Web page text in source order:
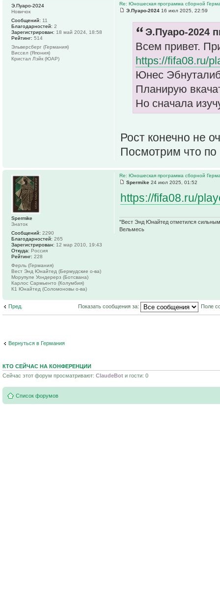
Re: Юношеская программа сборной
Э.Пуаро-2024 16 июл 2025, 22:59
Э.Пуаро-2024
Всем привет.
https://fifa08.ru/
Юнес
Планирую
Но сначала
Рост конечно не
Посмотрим что по
Э.Пуаро-2024
Новичок
Сообщений: 11
Благодарностей: 2
Зарегистрирован: 18 май 2024, 18:58
Рейтинг: 514
Эльверсберг (Германия)
Виссел (Япония)
Кристал Лэйк (ЮАР)
Re: Юношеская программа сборной
Spermike 24 июл 2025, 01:52
https://fifa08.ru/
"Вест Энд Юнайтед отметился сильным
Вельмесь
Spermike
Знаток
Сообщений: 2290
Благодарностей: 265
Зарегистрирован: 12 мар 2010, 19:43
Откуда: Россия
Рейтинг: 228
Ферль (Германия)
Вест Энд Юнайтед (Бермудские о-ва)
Морупуле Уондерерз (Ботсвана)
Карлос Сармьенто (Колумбия)
К1 Юнайтед (Соломоновы о-ва)
Пред. Показать сообщения за: Поле
Вернуться в Германия
КТО СЕЙЧАС НА КОНФЕРЕНЦИИ
Сейчас этот форум просматривают: ClaudeBot и гости: 0
Список форумов